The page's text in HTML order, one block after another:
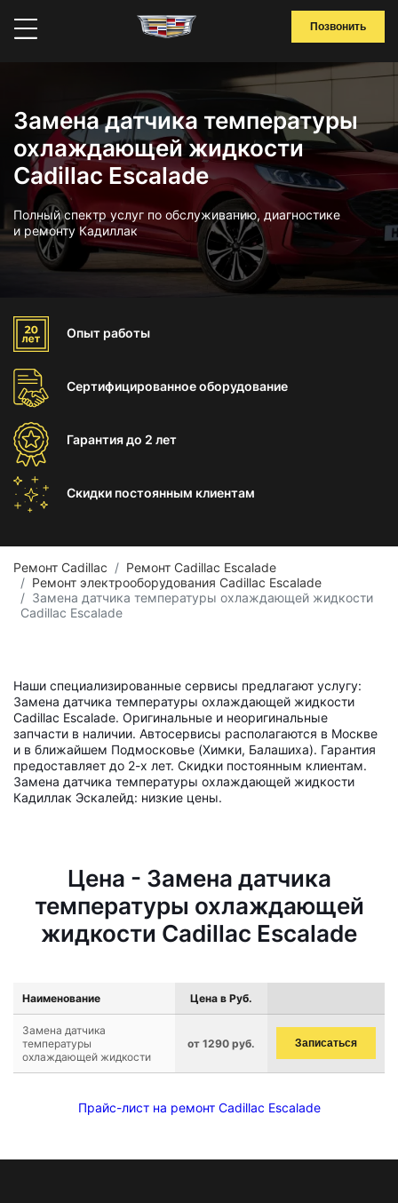
Позвонить
Замена датчика температуры
охлаждающей жидкости
Cadillac Escalade
Полный спектр услуг по обслуживанию, диагностике
и ремонту Кадиллак
Опыт работы
Сертифицированноеоборудование
Гарантиядо 2 лет
Скидки постоянным клиентам
Ремонт Cadillac
Ремонт Cadillac Escalade
Ремонт электрооборудования Cadillac Escalade
Замена датчика температуры охлаждающей жидкости
Cadillac Escalade
Наши специализированные сервисы предлагают услугу:
Замена датчика температуры охлаждающей жидкости
Cadillac Escalade. Оригинальные и неоригинальные
запчасти в наличии. Автосервисы располагаются в Москве
и в ближайшем Подмосковье (Химки, Балашиха). Гарантия
предоставляет до 2-х лет. Скидки постоянным клиентам.
Замена датчика температуры охлаждающей жидкости
Кадиллак Эскалейд: низкие цены.
Цена - Замена датчика
температуры охлаждающей
жидкости Cadillac Escalade
Наименование Цена в Руб.
Замена датчика
температуры
охлаждающей жидкости
от 1290 руб. Записаться
Прайс-лист на ремонт Cadillac Escalade